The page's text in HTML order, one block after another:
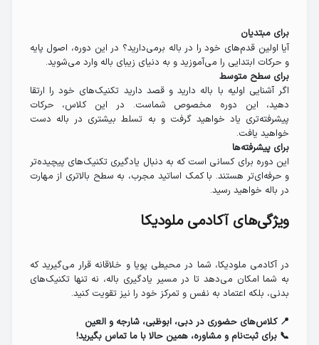
برای مبتدیان
آیا اولین قدم‌های خود را در باله برمی‌دارید؟ در این دوره، اصول پایه
و حرکات ابتدایی را می‌آموزید و به دنیای زیبای باله وارد می‌شوید.
برای سطح متوسط
اگر آشنایی اولیه با باله دارید و قصد دارید تکنیک‌های خود را ارتقا
دهید، این دوره مخصوص شماست. در این کلاس، حرکات
پیشرفته‌تری یاد خواهید گرفت و به تسلط بیشتری در باله دست
خواهید یافت.
برای پیشرفته‌ها
این دوره برای کسانی است که به دنبال یادگیری تکنیک‌های پیچیده‌تر
و حرفه‌ای‌تر هستند. با کمک اساتید مجرب، به سطح بالاتری از مهارت
در باله خواهید رسید.
ویژگی‌های آکادمی ملودیکا
در آکادمی ملودیکا، شما در محیطی پویا و خلاقانه قرار می‌گیرید که
به شما امکان می‌دهد تا در مسیر یادگیری باله، نه تنها تکنیک‌های
بدنی، بلکه اعتماد به نفس و تمرکز خود را نیز تقویت کنید.
📍 کلاس‌های حضوری در دبی، ابوظبی، شارجه و العین
📞 برای ثبت‌نام و مشاوره، همین حالا با ما تماس بگیرید!